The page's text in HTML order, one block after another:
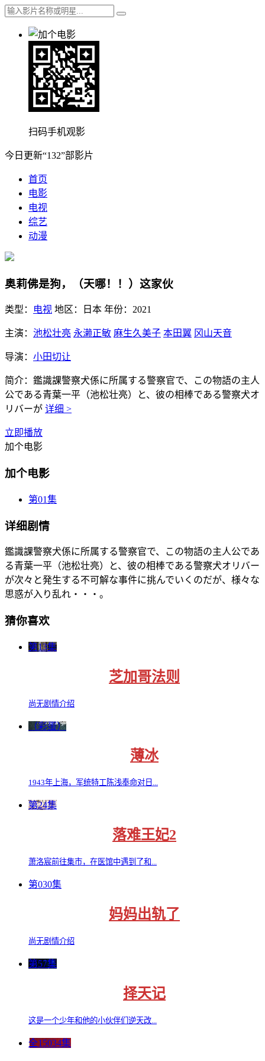
扫码手机观影
今日更新“132”部影片
首页
电影
电视
综艺
动漫
奥莉佛是狗，（天哪！！）这家伙
类型： 电视 地区： 日本 年份： 2021
主演： 池松壮亮 永濑正敏 麻生久美子 本田翼 冈山天音
导演： 小田切让
简介： 鑑識課警察犬係に所属する警察官で、この物語の主人
公である青葉一平（池松壮亮）と、彼の相棒である警察犬オ
リバーが 详细 >
立即播放
加个电影
加个电影
第01集
详细剧情
鑑識課警察犬係に所属する警察官で、この物語の主人公であ
る青葉一平（池松壮亮）と、彼の相棒である警察犬オリバー
が次々と発生する不可解な事件に挑んでいくのだが、様々な
思惑が入り乱れ・・・。
猜你喜欢
第13集
芝加哥法则
尚无剧情介绍
（彩蛋）
薄冰
1943年上海，军统特工陈浅奉命对日...
第24集
落难王妃2
萧洛宸前往集市，在医馆中遇到了和...
第030集
妈妈出轨了
尚无剧情介绍
第57集
择天记
这是一个少年和他的小伙伴们逆天改...
全15034集